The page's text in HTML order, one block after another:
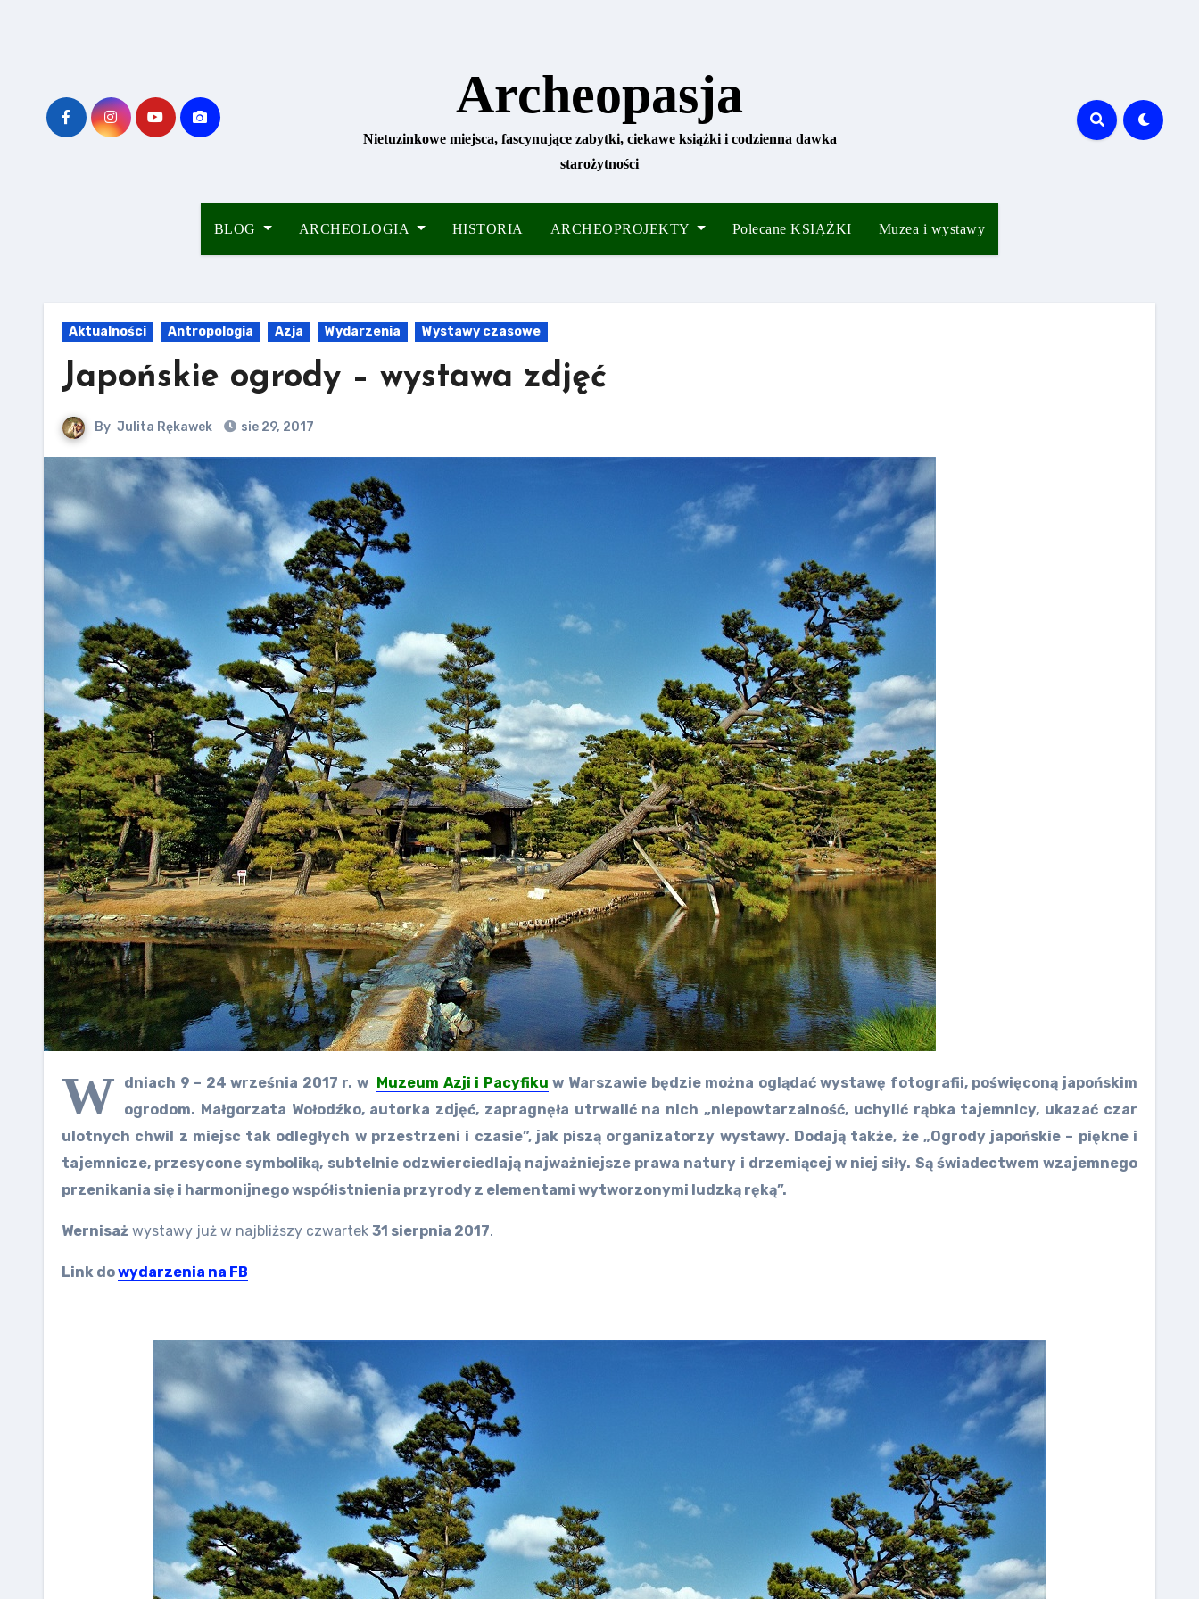
Archeopasja
Nietuzinkowe miejsca, fascynujące zabytki, ciekawe książki i codzienna dawka
starożytności
BLOG ARCHEOLOGIA HISTORIA ARCHEOPROJEKTY Polecane KSIĄŻKI Muzea i wystawy
Aktualności Antropologia Azja Wydarzenia Wystawy czasowe
Japońskie ogrody – wystawa zdjęć
By Julita Rękawek sie 29, 2017
W dniach 9 – 24 września 2017 r. w Muzeum Azji i Pacyfiku w Warszawie będzie można oglądać wystawę fotografii, poświęconą japońskim
ogrodom. Małgorzata Wołodźko, autorka zdjęć, zapragnęła utrwalić na nich „niepowtarzalność, uchylić rąbka tajemnicy, ukazać czar
ulotnych chwil z miejsc tak odległych w przestrzeni i czasie”, jak piszą organizatorzy wystawy. Dodają także, że „Ogrody japońskie – piękne i
tajemnicze, przesycone symboliką, subtelnie odzwierciedlają najważniejsze prawa natury i drzemiącej w niej siły. Są świadectwem wzajemnego
przenikania się i harmonijnego współistnienia przyrody z elementami wytworzonymi ludzką ręką”.
Wernisaż wystawy już w najbliższy czwartek 31 sierpnia 2017.
Link dowydarzenia na FB